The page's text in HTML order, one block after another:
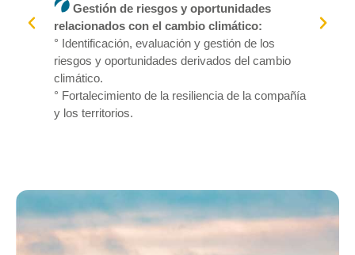
Gestión de riesgos y oportunidades
relacionados con el cambio climático:
° Identificación, evaluación y gestión de los
riesgos y oportunidades derivados del cambio
climático.
° Fortalecimiento de la resiliencia de la compañía
y los territorios.